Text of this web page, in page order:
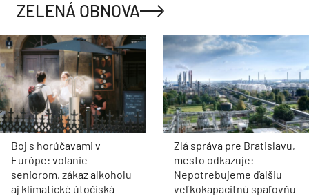
ZELENÁ OBNOVA
Boj s horúčavami v
Európe: volanie
seniorom, zákaz alkoholu
aj klimatické útočiská
Zlá správa pre Bratislavu,
mesto odkazuje:
Nepotrebujeme ďalšiu
veľkokapacitnú spaľovňu